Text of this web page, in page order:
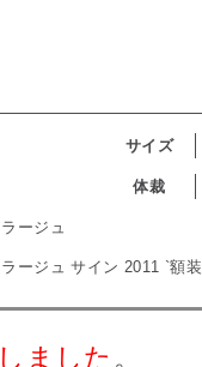
サイズ
体裁
ージュ
ージュ サイン 2011 `額装
ました 。